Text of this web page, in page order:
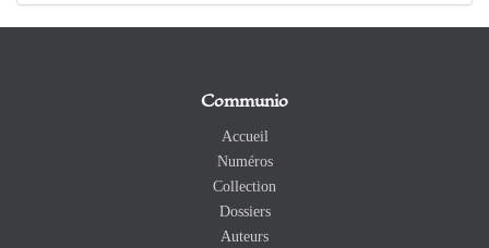
Communio
Accueil
Numéros
Collection
Dossiers
Auteurs